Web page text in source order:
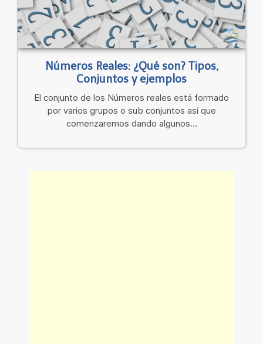
Números Reales: ¿Qué son? Tipos,
Conjuntos y ejemplos
El conjunto de los Números reales está formado
por varios grupos o sub conjuntos así que
comenzaremos dando algunos...